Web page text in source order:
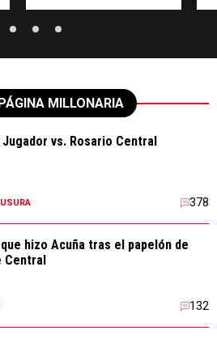
MILLONARIA
vs. Rosario Central
378
hizo Acuña tras el papelón de
Central
132